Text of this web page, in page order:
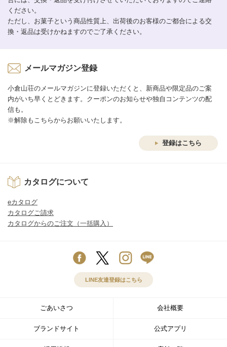
ください。
ただし、お菓子という商品性質上、出荷後のお客様のご都合による交
換・返品は受けかねますのでご了承ください。
メールマガジン登録
小倉山荘のメールマガジンに登録いただくと、新商品や限定品のご案
内がいち早くとどきます。クーポンのお知らせや独自コンテンツの配
信も。
※解除もこちらからお願いいたします。
登録はこちら
カタログについて
eカタログ
カタログご請求
カタログからのご注文（一括購入）
LINE友達登録はこちら
ごあいさつ 会社概要
ブランドサイト 公式アプリ